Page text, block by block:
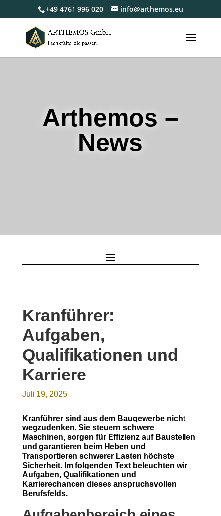
+49 4761 996 020 info@arthemos.eu
Arthemos –
News
Kranführer:
Aufgaben,
Qualifikationen und
Karriere
Juli 19, 2025
Kranführer sind aus dem Baugewerbe nicht
wegzudenken. Sie steuern schwere
Maschinen, sorgen für Effizienz auf Baustellen
und garantieren beim Heben und
Transportieren schwerer Lasten höchste
Sicherheit. Im folgenden Text beleuchten wir
Aufgaben, Qualifikationen und
Karrierechancen dieses anspruchsvollen
Berufsfelds.